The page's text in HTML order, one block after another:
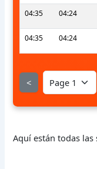
04:35 04:24
04:35 04:24
<
Aquí están todas